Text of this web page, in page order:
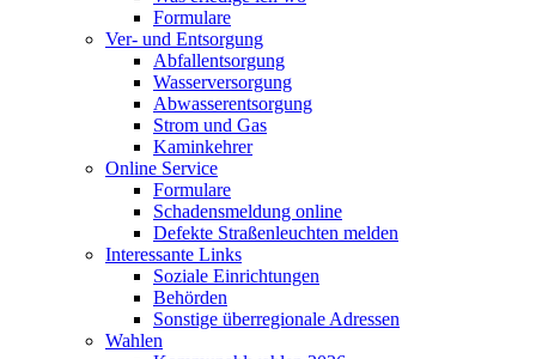
Formulare
Ver- und Entsorgung
Abfallentsorgung
Wasserversorgung
Abwasserentsorgung
Strom und Gas
Kaminkehrer
Online Service
Formulare
Schadensmeldung online
Defekte Straßenleuchten melden
Interessante Links
Soziale Einrichtungen
Behörden
Sonstige überregionale Adressen
Wahlen